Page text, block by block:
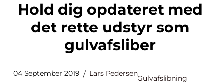
Hold dig opdateret med
det rette udstyr som
gulvafsliber
04 September 2019 Lars Pedersen
Gulvafslibning